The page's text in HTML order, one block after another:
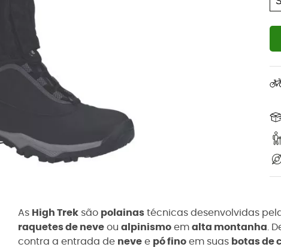
As High Trek são polainas técnicas desenvolvidas
raquetes de neve ou alpinismo em alta montanha .
contra a entrada de neve e pó fino em suas botas de